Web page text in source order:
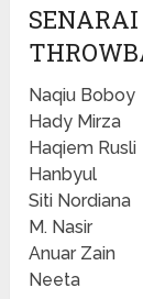
Naqiu Boboy
Hady Mirza
Haqiem Rusli
Hanbyul
Siti Nordiana
M. Nasir
Anuar Zain
Neeta